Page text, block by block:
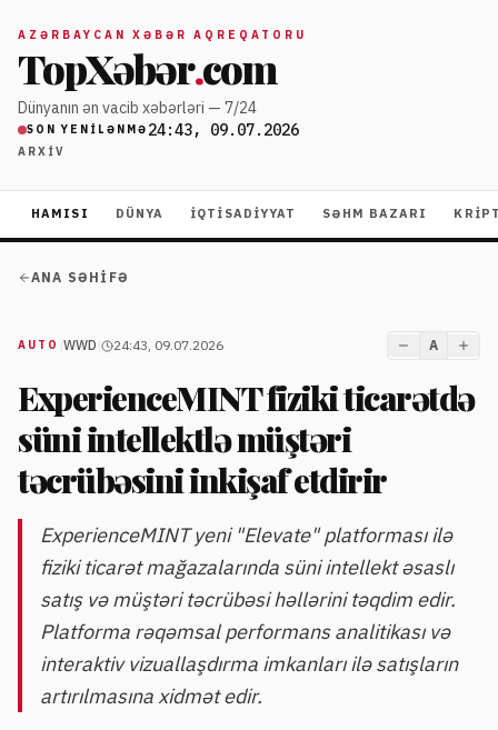
AZƏRBAYCAN XƏBƏR AQREQATORU
TopXəbər.com
Dünyanın ən vacib xəbərləri — 7/24
SON YENILƏNMƏ 24:43, 09.07.2026
ARXIV
HAMISI DÜNYA İQTISADIYYAT SƏHM BAZARI
ANA SƏHIFƏ
AUTO WWD 24:43, 09.07.2026 A
ExperienceMINT fiziki ticarətdə
süni intellektlə müştəri
təcrübəsini inkişaf etdirir
ExperienceMINT yeni "Elevate" platforması ilə
fiziki ticarət mağazalarında süni intellekt əsaslı
satış və müştəri təcrübəsi həllərini təqdim edir.
Platforma rəqəmsal performans analitikası və
interaktiv vizuallaşdırma imkanları ilə satışların
artırılmasına xidmət edir.